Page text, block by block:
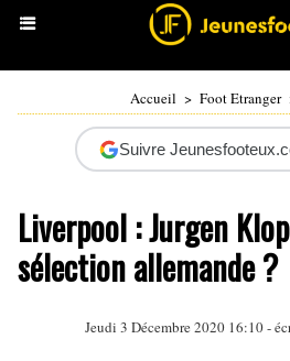
Accueil > Foot Etranger
Suivre
Liverpool : Jurgen
sélection allemande ?
Jeudi 3 Décembre 2020 16:10 -